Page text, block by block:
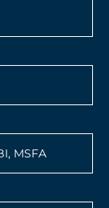
MSFA